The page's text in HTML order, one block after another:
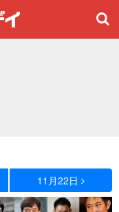
11月22日